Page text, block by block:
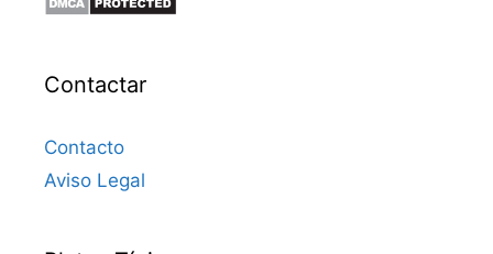
Contactar
Contacto
Aviso Legal